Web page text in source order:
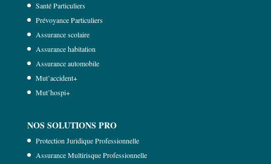
Santé Particuliers
Prévoyance Particuliers
Assurance scolaire
Assurance habitation
Assurance automobile
Mut’accident+
Mut’hospi+
NOS SOLUTIONS PRO
Protection Juridique Professionnelle
Assurance Multirisque Professionnelle